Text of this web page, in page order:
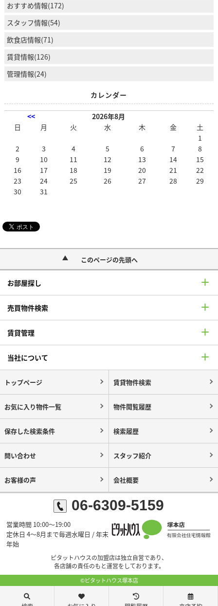
おすすめ情報(172)
スタッフ情報(54)
飲食店情報(71)
賃貸情報(126)
管理情報(24)
カレンダー
<<
2026年8月
日
月 火 水 木 金
土
1
2
3 4 5 6 7
8
9
10 11 12 13 14
15
16
17 18 19 20 21
22
23
24 25 26 27 28
29
30
31
このページの先頭へ
お部屋探し
売買物件検索
賃貸管理
当社について
トップページ 賃貸物件検索
お気に入り物件一覧 物件閲覧履歴
保存した検索条件 検索履歴
問い合わせ スタッフ紹介
お客様の声 会社概要
06-6309-5159
営業時間 10:00～19:00
定休日 4～8月まで毎週水曜日 / 年末
年始
ピタットハウスの加盟店は独立自営であり、
各店舗の責任のもと運営をしております。
©ピタットハウス塚本店